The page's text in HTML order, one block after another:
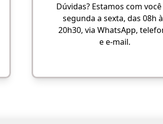
Dúvidas? Estamos com
segunda a sexta, das 08h
20h30, via WhatsApp,
e e-mail.